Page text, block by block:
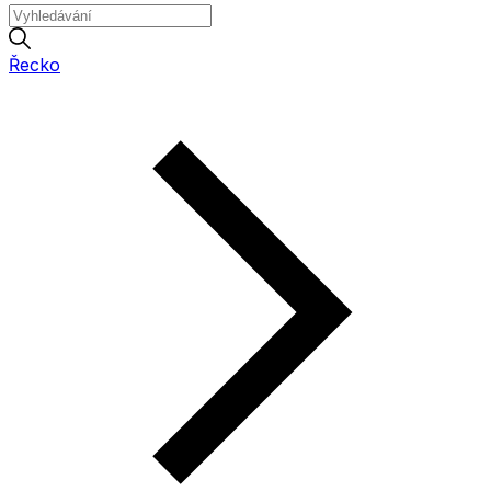
Řecko